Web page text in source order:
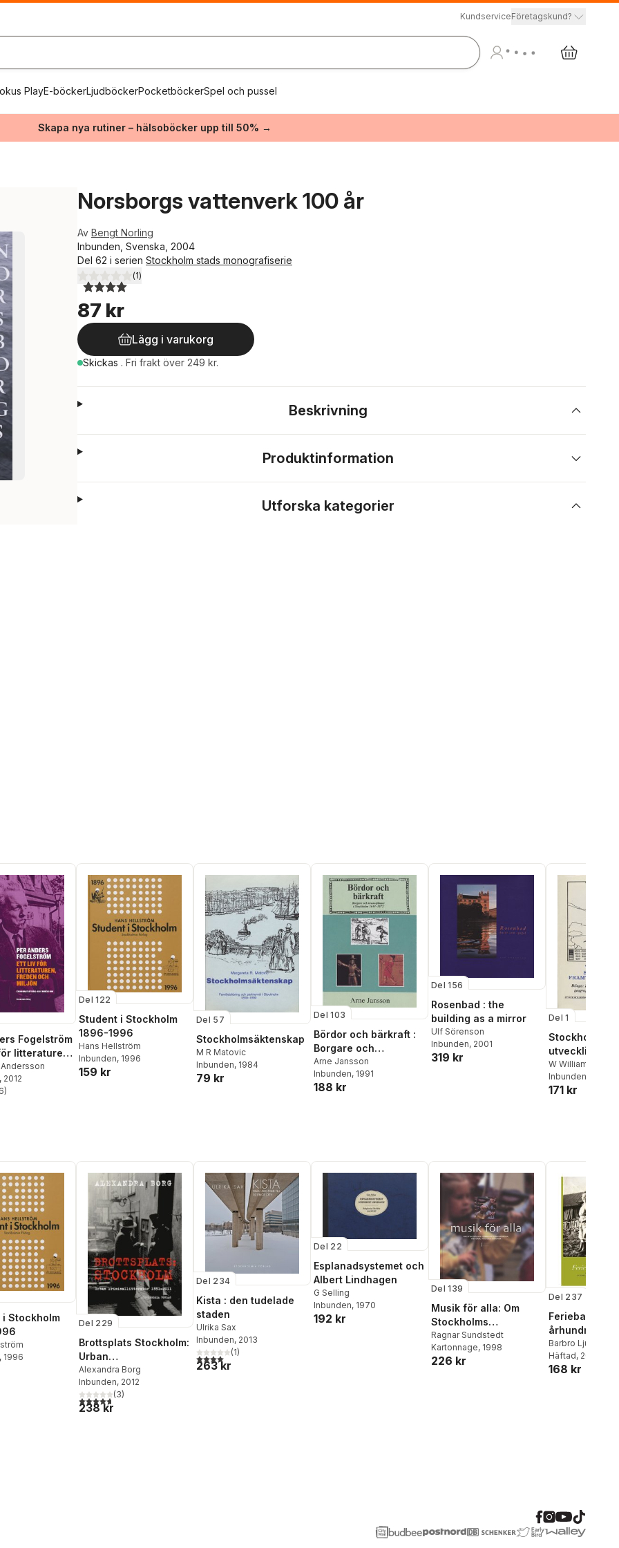
KundserviceFöretagskund?
PlayE-böckerLjudböckerPocketböckerSpel och pussel
Skapa nya rutiner – hälsoböcker upp till 50% →
Norsborgs vattenverk 100 år
Av Bengt Norling
Inbunden, Svenska, 2004
Del 62 i serien Stockholm stads monografiserie
4,0utav 5 stjärnor. Totalt antal röster:
(1)
87 kr
Lägg i varukorg
Skickas . Fri frakt över 249 kr.
Beskrivning
Produktinformation
Utforska kategorier
Fogelström
litteraturen,
miljön
, 2012
Totalt antal röster:
6)
Del 122
Student i Stockholm
1896-1996
Hans Hellström
Inbunden, 1996
159 kr
Del 57
Stockholmsäktenskap
M R Matovic
Inbunden, 1984
79 kr
Del 103
Bördor och bärkraft :
Borgare och
kronotjänare i
Stockholm 1644-1672
Arne Jansson
Inbunden, 1991
188 kr
Del 156
Rosenbad : the
building as a mirror
Ulf Sörenson
Inbunden, 2001
319 kr
Del 1
Stockholms
utveckling
W William-
Inbunden
171 kr
i Stockholm
, 1996
Del 229
Brottsplats Stockholm:
Urban
kriminallitteratur 1851-
2011
Alexandra Borg
Inbunden, 2012
4,7utav 5 stjärnor. Totalt antal röster:
(3)
238 kr
Del 234
Kista : den tudelade
staden
Ulrika Sax
Inbunden, 2013
4,0utav 5 stjärnor. Totalt antal röster:
(1)
263 kr
Del 22
Esplanadsystemet och
Albert Lindhagen
G Selling
Inbunden, 1970
192 kr
Del 139
Musik för alla: Om
Stockholms
kommunala
musikskola, historik,
mål och visio
Ragnar Sundstedt
Kartonnage, 1998
226 kr
Del 237
Feriebarnets
århundrade :
landskap av
rekreation
Barbro Ljungdahl
Zackrisson
Häftad, 2012
168 kr